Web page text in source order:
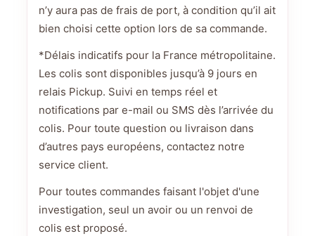
n’y aura pas de frais de port, à condition qu’il ait
bien choisi cette option lors de sa commande.
*Délais indicatifs pour la France métropolitaine.
Les colis sont disponibles jusqu’à 9 jours en
relais Pickup. Suivi en temps réel et
notifications par e-mail ou SMS dès l’arrivée du
colis. Pour toute question ou livraison dans
d’autres pays européens, contactez notre
service client.
Pour toutes commandes faisant l'objet d'une
investigation, seul un avoir ou un renvoi de
colis est proposé.